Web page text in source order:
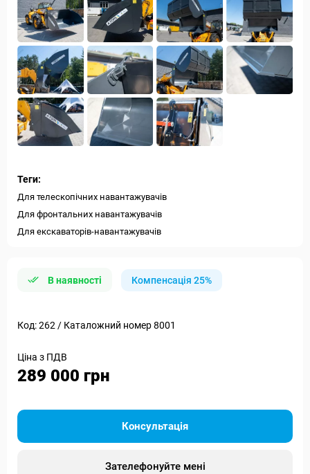
Теги:
Для телескопічних навантажувачів
Для фронтальних навантажувачів
Для екскаваторів-навантажувачів
В наявності Компенсація 25%
Код: 262 / Каталожний номер 8001
Ціна з ПДВ
289 000 грн
Консультація
Зателефонуйте мені